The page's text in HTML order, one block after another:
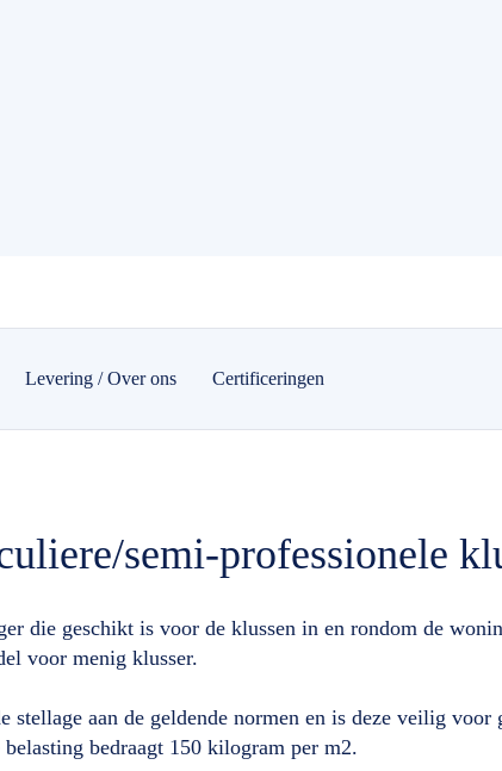
Levering / Over ons Certificeringen
semi-professionele
die geschikt is voor de klussen in en rondom de
voor menig klusser.
stellage aan de geldende normen en is deze veilig
bedraagt 150 kilogram per m2.